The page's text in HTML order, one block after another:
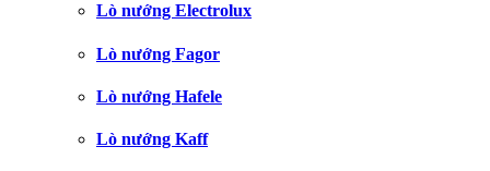
Lò nướng Electrolux
Lò nướng Fagor
Lò nướng Hafele
Lò nướng Kaff